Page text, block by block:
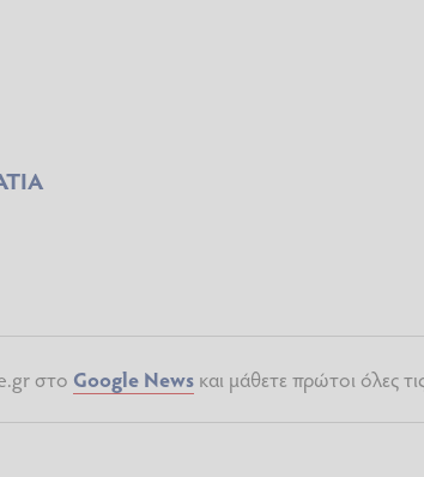
στο Google Newsκαι μάθετε πρώτοι όλες